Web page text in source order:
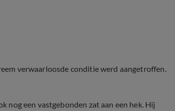
verwaarloosde conditie werd aangetroffen.
nog een vastgebonden zat aan een hek. Hij